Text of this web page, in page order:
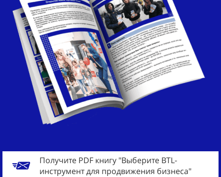
Получите PDF книгу "Выберите BTL-
инструмент для продвижения бизнеса"